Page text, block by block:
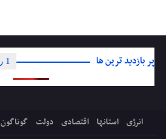
پر بازدید ترین ها 1 روز
انرژی استانها اقتصادی دولت گوناگون